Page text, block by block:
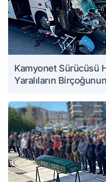
Kamyonet Sürücüsü
Yaralıların